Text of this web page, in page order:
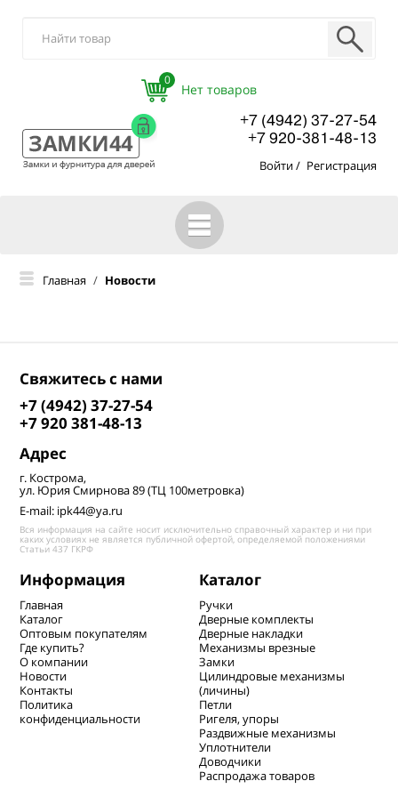
0
+7 (4942) 37-27-54
+7 920-381-48-13
Войти/ Регистрация
ОПТОВЫМ ПОКУПАТЕЛЯМ
Главная / Новости
Свяжитесь с нами
+7 (4942) 37-27-54
+7 920 381-48-13
Адрес
г. Кострома,
ул. Юрия Смирнова 89 (ТЦ 100метровка)
E-mail: ipk44@ya.ru
Вся информация на сайте носит исключительно справочный характер и ни при
каких условиях не является публичной офертой, определяемой положениями
Статьи 437 ГКРФ
Информация
Главная
Каталог
Оптовым покупателям
Где купить?
О компании
Новости
Контакты
Политика
конфиденциальности
Каталог
Ручки
Дверные комплекты
Дверные накладки
Механизмы врезные
Замки
Цилиндровые механизмы
(личины)
Петли
Ригеля, упоры
Раздвижные механизмы
Уплотнители
Доводчики
Распродажа товаров